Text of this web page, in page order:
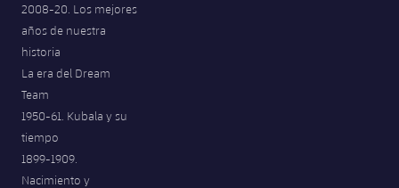
2008-20. Los mejores
años de nuestra
historia
La era del Dream
Team
1950-61. Kubala y su
tiempo
1899-1909.
Nacimiento y